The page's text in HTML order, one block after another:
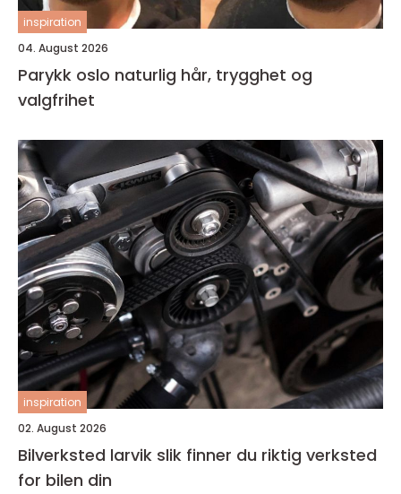
inspiration
04. August 2026
Parykk oslo naturlig hår, trygghet og
valgfrihet
inspiration
02. August 2026
Bilverksted larvik slik finner du riktig verksted
for bilen din